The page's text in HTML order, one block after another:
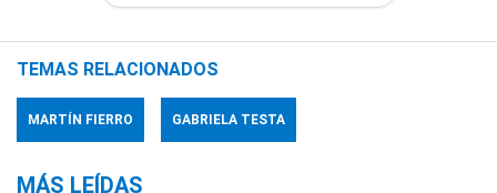
TEMAS RELACIONADOS
MARTÍN FIERRO GABRIELA TESTA
MÁS LEÍDAS